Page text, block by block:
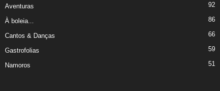
Aventuras 92
À boleia... 86
Cantos & Danças 66
Gastrofolias 59
Namoros 51